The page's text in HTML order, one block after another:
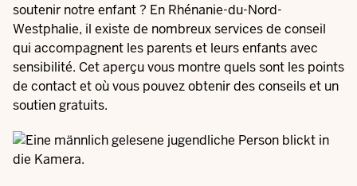
soutenir notre enfant ? En Rhénanie-du-Nord-
Westphalie, il existe de nombreux services de conseil
qui accompagnent les parents et leurs enfants avec
sensibilité. Cet aperçu vous montre quels sont les points
de contact et où vous pouvez obtenir des conseils et un
soutien gratuits.